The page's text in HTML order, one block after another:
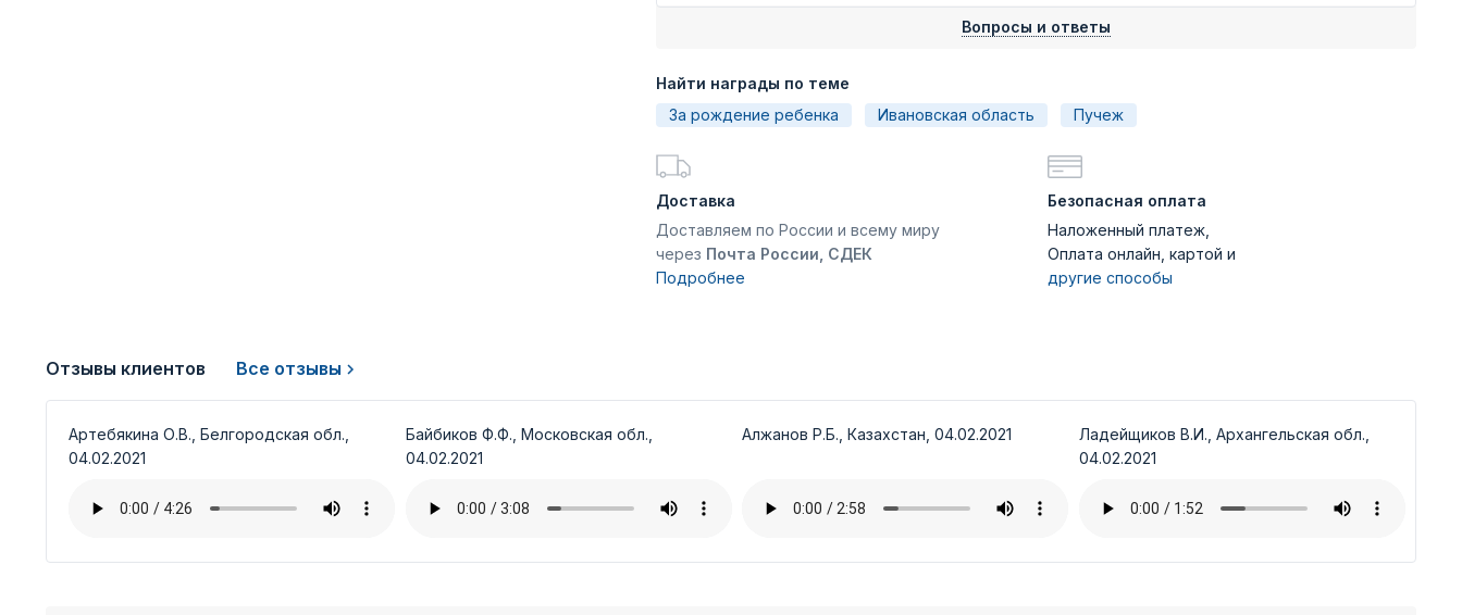
Вопросы и ответы
Найти награды по теме
За рождение ребенка
Ивановская область Пучеж
Доставка
Доставляем по России и всему миру
через Почта России, СДЕК
Подробнее
Безопасная оплата
Наложенный платеж,
Оплата онлайн, картой и
другие способы
Отзывы клиентов Все отзывы
Артебякина О.В., Белгородская обл.,
04.02.2021
Байбиков Ф.Ф., Московская обл.,
04.02.2021
Алжанов Р.Б., Казахстан, 04.02.2021
Ладейщиков В.И., Архангельская обл.,
04.02.2021